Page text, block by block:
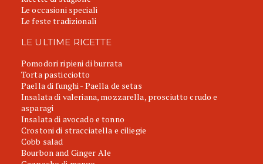
Le occasioni speciali
Le feste tradizionali
LE ULTIME RICETTE
Pomodori ripieni di burrata
Torta pasticciotto
Paella di funghi - Paella de setas
Insalata di valeriana, mozzarella, prosciutto crudo e
asparagi
Insalata di avocado e tonno
Crostoni di stracciatella e ciliegie
Cobb salad
Bourbon and Ginger Ale